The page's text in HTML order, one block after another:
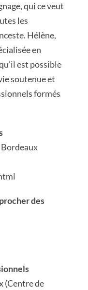
qui ce veut
les
Hélène,
en
est possible
soutenue et
formés
Bordeaux
des
(Centre de